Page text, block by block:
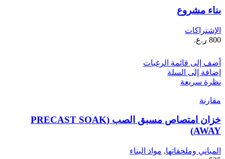
بناء مشروع
الإشتراكات
800 ر.ع.
أضف إلى قائمة الرغبات
إضافة إلى السلة
نظرة سريعة
مقارنة
خزان امتصاص مسبق الصب (PRECAST SOAK
AWAY)
المباني وملحقاتها, مواد البناء